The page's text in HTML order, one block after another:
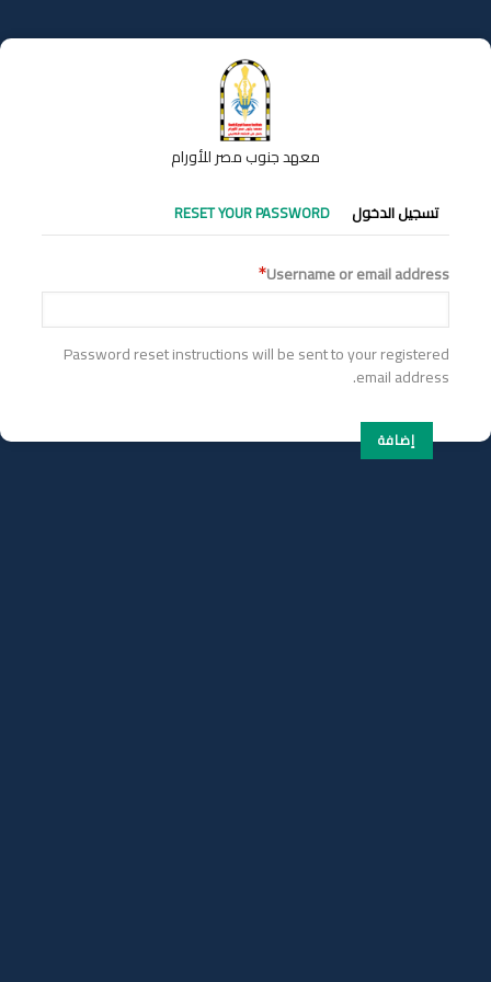
إلى
المحتوى
معهد جنوب مصر للأورام
التبويبات
الأساسية
تسجيل الدخول RESET YOUR PASSWORD
Username or email address
Password reset instructions will be sent to your registered
email address.